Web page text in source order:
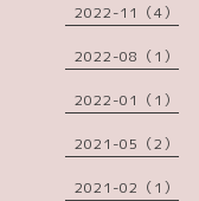
2022-11（4）
2022-08（1）
2022-01（1）
2021-05（2）
2021-02（1）